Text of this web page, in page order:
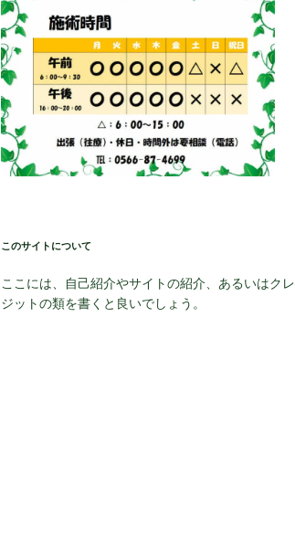
このサイトについて
ここには、自己紹介やサイトの紹介、あるいはクレ
ジットの類を書くと良いでしょう。